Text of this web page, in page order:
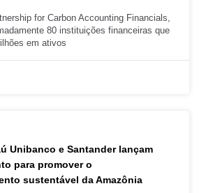
for Carbon Accounting Financials,
80 instituições financeiras que
em ativos
Unibanco e Santander lançam
para promover o
sustentável da Amazônia